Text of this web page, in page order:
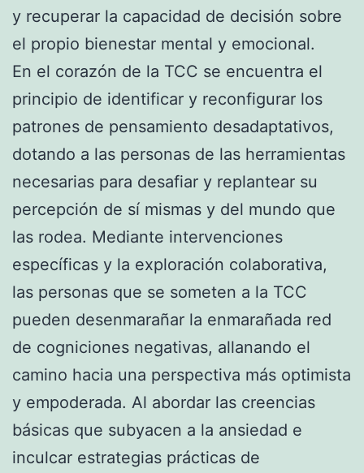
y recuperar la capacidad de decisión sobre
el propio bienestar mental y emocional.
En el corazón de la TCC se encuentra el
principio de identificar y reconfigurar los
patrones de pensamiento desadaptativos,
dotando a las personas de las herramientas
necesarias para desafiar y replantear su
percepción de sí mismas y del mundo que
las rodea. Mediante intervenciones
específicas y la exploración colaborativa,
las personas que se someten a la TCC
pueden desenmarañar la enmarañada red
de cogniciones negativas, allanando el
camino hacia una perspectiva más optimista
y empoderada. Al abordar las creencias
básicas que subyacen a la ansiedad e
inculcar estrategias prácticas de